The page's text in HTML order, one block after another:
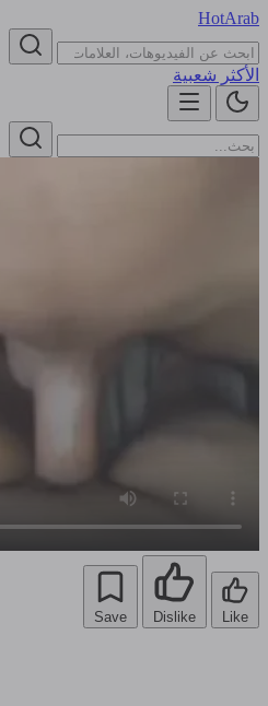
HotArab
الأكثر شعبية
Like
Dislike
Save